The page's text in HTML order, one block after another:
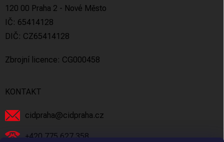
120 00 Praha 2 - Nové Město
IČ: 65414128
DIČ: CZ65414128
Zbrojní licence: CG000458
KONTAKT
cidpraha@cidpraha.cz
+420 775 627 358